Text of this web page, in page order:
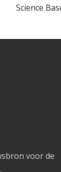
Science
voor de